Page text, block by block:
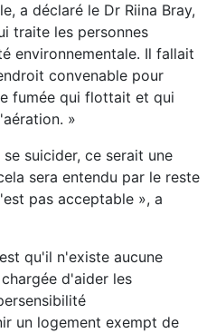
a déclaré le Dr Riina Bray,
traite les personnes
environnementale. Il fallait
convenable pour
fumée qui flottait et qui
»
suicider, ce serait une
sera entendu par le reste
pas acceptable », a
qu'il n'existe aucune
d'aider les
un logement exempt de